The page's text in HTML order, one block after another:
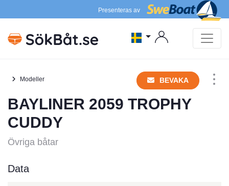
Presenteras av
Modeller BEVAKA
BAYLINER 2059 TROPHY
CUDDY
Övriga båtar
Data